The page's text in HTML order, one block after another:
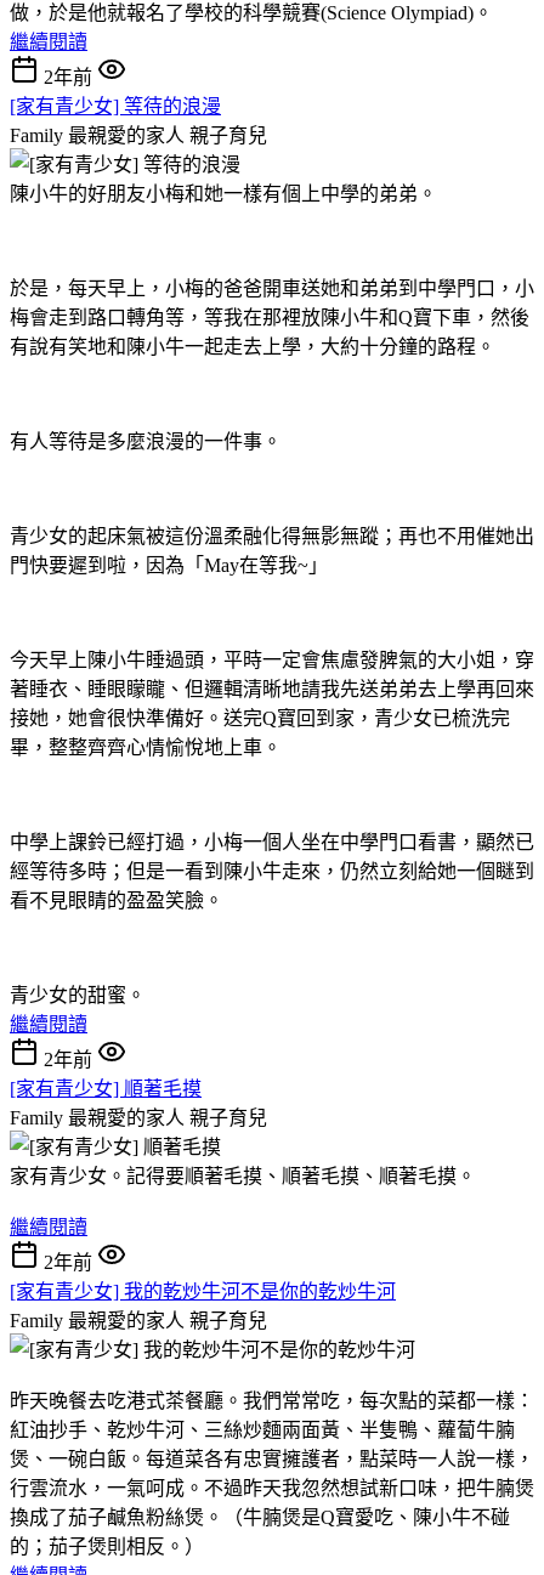
做，於是他就報名了學校的科學競賽(Science Olympiad)。
繼續閱讀
2年前
[家有青少女] 等待的浪漫
Family 最親愛的家人 親子育兒
陳小牛的好朋友小梅和她一樣有個上中學的弟弟。
於是，每天早上，小梅的爸爸開車送她和弟弟到中學門口，小
梅會走到路口轉角等，等我在那裡放陳小牛和Q寶下車，然後
有說有笑地和陳小牛一起走去上學，大約十分鐘的路程。
有人等待是多麼浪漫的一件事。
青少女的起床氣被這份溫柔融化得無影無蹤；再也不用催她出
門快要遲到啦，因為「May在等我~」
今天早上陳小牛睡過頭，平時一定會焦慮發脾氣的大小姐，穿
著睡衣、睡眼矇矓、但邏輯清晰地請我先送弟弟去上學再回來
接她，她會很快準備好。送完Q寶回到家，青少女已梳洗完
畢，整整齊齊心情愉悅地上車。
中學上課鈴已經打過，小梅一個人坐在中學門口看書，顯然已
經等待多時；但是一看到陳小牛走來，仍然立刻給她一個瞇到
看不見眼睛的盈盈笑臉。
青少女的甜蜜。
繼續閱讀
2年前
[家有青少女] 順著毛摸
Family 最親愛的家人 親子育兒
家有青少女。記得要順著毛摸、順著毛摸、順著毛摸。
繼續閱讀
2年前
[家有青少女] 我的乾炒牛河不是你的乾炒牛河
Family 最親愛的家人 親子育兒
昨天晚餐去吃港式茶餐廳。我們常常吃，每次點的菜都一樣：
紅油抄手、乾炒牛河、三絲炒麵兩面黃、半隻鴨、蘿蔔牛腩
煲、一碗白飯。每道菜各有忠實擁護者，點菜時一人說一樣，
行雲流水，一氣呵成。不過昨天我忽然想試新口味，把牛腩煲
換成了茄子鹹魚粉絲煲。（牛腩煲是Q寶愛吃、陳小牛不碰
的；茄子煲則相反。）